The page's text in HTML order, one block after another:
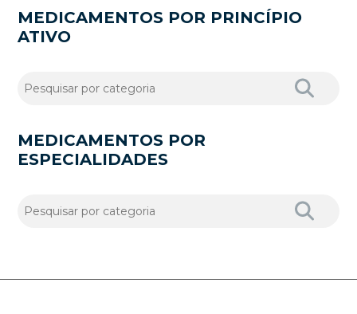
MEDICAMENTOS POR PRINCÍPIO
ATIVO
MEDICAMENTOS POR
ESPECIALIDADES